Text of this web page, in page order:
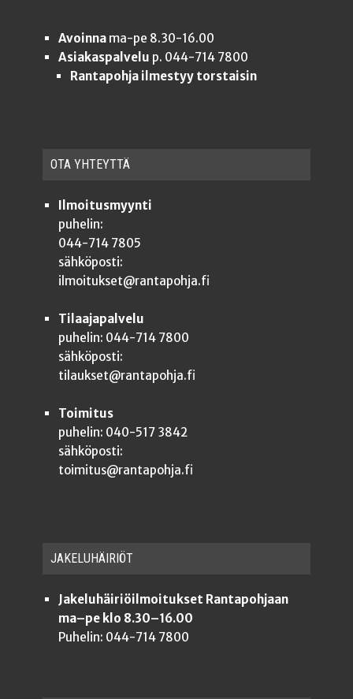
Avoinnama-pe 8.30-16.00
Asiakaspalvelu p. 044-714 7800
Rantapohja ilmestyy torstaisin
OTA YHTEYT­TÄ
Ilmoitusmyynti
puhelin:
044-714 7805
sähköposti:
ilmoitukset@rantapohja.fi
Tilaajapalvelu
puhelin: 044-714 7800
sähköposti:
tilaukset@rantapohja.fi
Toimitus
puhelin: 040-517 3842
sähköposti:
toimitus@rantapohja.fi
JAKE­LU­HÄI­RIÖT
Jakeluhäiriöilmoitukset Rantapohjaan
ma–pe klo 8.30–16.00
Puhelin: 044-714 7800